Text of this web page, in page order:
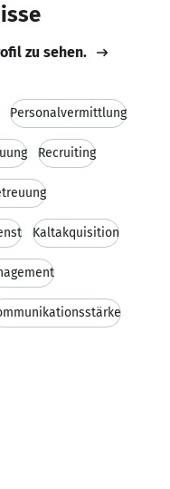
zu sehen.
Personalvermittlung
Recruiting
Kaltakquisition